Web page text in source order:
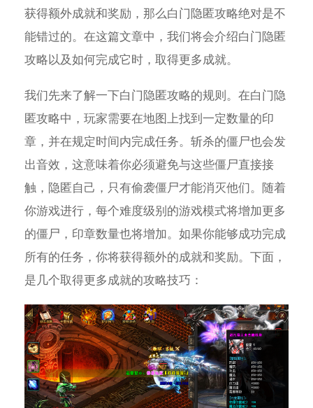
获得额外成就和奖励，那么白门隐匿攻略绝对是不
能错过的。在这篇文章中，我们将会介绍白门隐匿
攻略以及如何完成它时，取得更多成就。
我们先来了解一下白门隐匿攻略的规则。在白门隐
匿攻略中，玩家需要在地图上找到一定数量的印
章，并在规定时间内完成任务。斩杀的僵尸也会发
出音效，这意味着你必须避免与这些僵尸直接接
触，隐匿自己，只有偷袭僵尸才能消灭他们。随着
你游戏进行，每个难度级别的游戏模式将增加更多
的僵尸，印章数量也将增加。如果你能够成功完成
所有的任务，你将获得额外的成就和奖励。下面，
是几个取得更多成就的攻略技巧：